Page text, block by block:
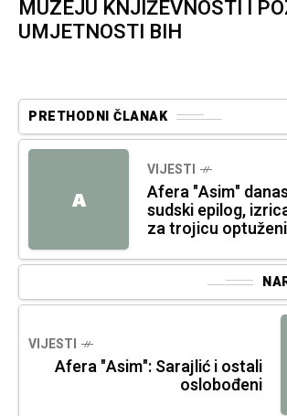
MUZEJU KNJIŽEVNOSTI I
UMJETNOSTI BIH
PRETHODNI ČLANAK
A
VIJESTI
Afera "Asim"
sudski epilog,
za trojicu
VIJESTI
Afera "Asim": Sarajlić i ostali
oslobođeni